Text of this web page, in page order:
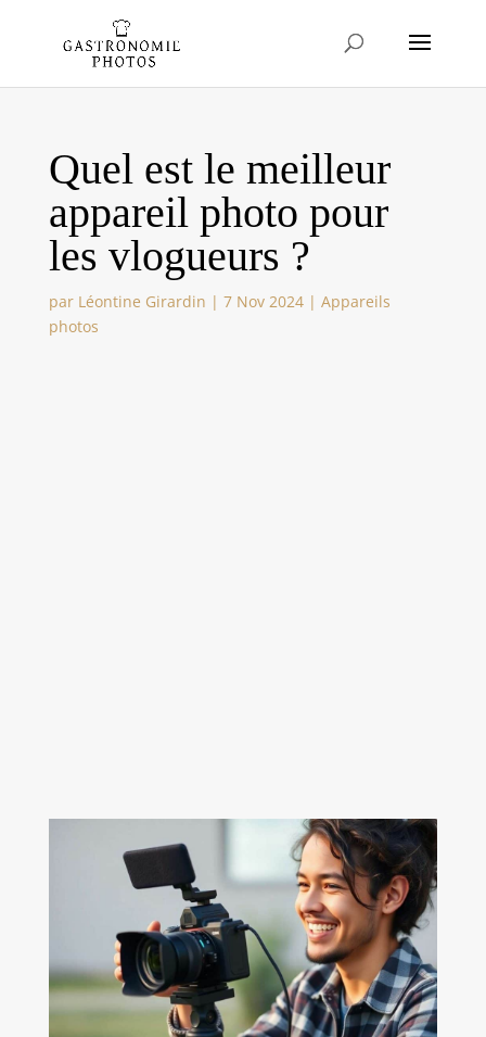
Quel est le meilleur
appareil photo pour
les vlogueurs ?
par Léontine Girardin | 7 Nov 2024| Appareils
photos